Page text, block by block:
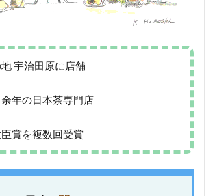
地 宇治田原に店舗
余年の日本茶専門店
臣賞を複数回受賞